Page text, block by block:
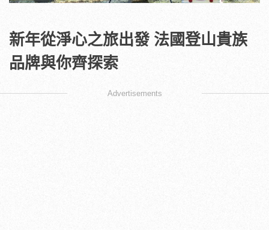
新年從淨心之旅出發 法國登山貴族
品牌與你齊探索
Advertisements